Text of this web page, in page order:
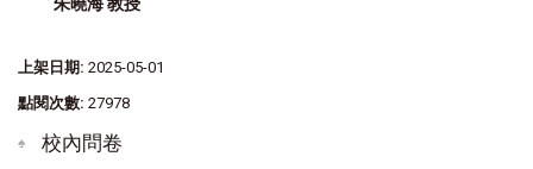
上架日期: 2025-05-01
點閱次數: 27978
校內問卷